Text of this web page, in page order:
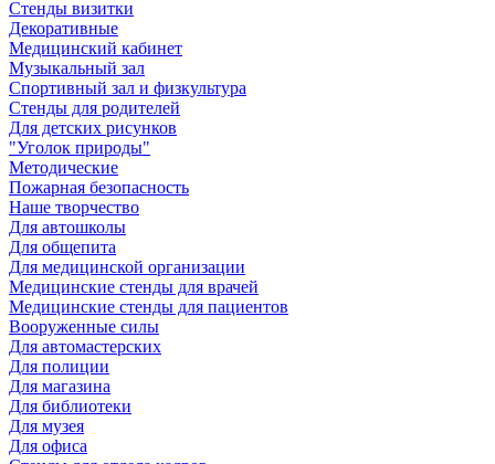
Стенды визитки
Декоративные
Медицинский кабинет
Музыкальный зал
Спортивный зал и физкультура
Стенды для родителей
Для детских рисунков
"Уголок природы"
Методические
Пожарная безопасность
Наше творчество
Для автошколы
Для общепита
Для медицинской организации
Медицинские стенды для врачей
Медицинские стенды для пациентов
Вооруженные силы
Для автомастерских
Для полиции
Для магазина
Для библиотеки
Для музея
Для офиса